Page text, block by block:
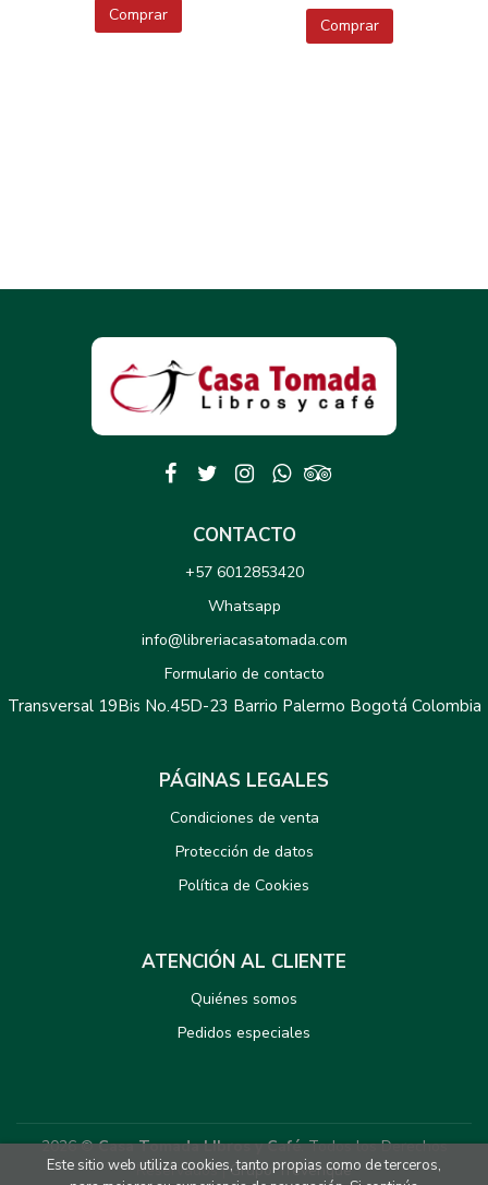
Comprar Comprar
CONTACTO
+57 6012853420
Whatsapp
info@libreriacasatomada.com
Formulario de contacto
Transversal 19Bis No.45D-23 Barrio Palermo Bogotá Colombia
PÁGINAS LEGALES
Condiciones de venta
Protección de datos
Política de Cookies
ATENCIÓN AL CLIENTE
Quiénes somos
Pedidos especiales
2026 ©Casa Tomada LIbros y Café. Todos los Derechos
Reservados |Grupo Trevenque
Este sitio web utiliza cookies, tanto propias como de terceros,